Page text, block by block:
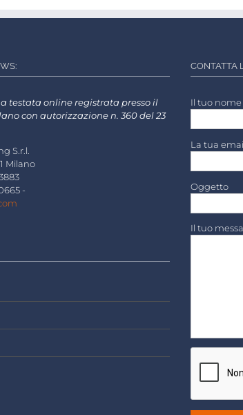
testata online registrata presso il
con autorizzazione n. 360 del 23
S.r.l.
Milano
-
CONTATTA
Il tuo nome
La tua
Oggetto
Il tuo